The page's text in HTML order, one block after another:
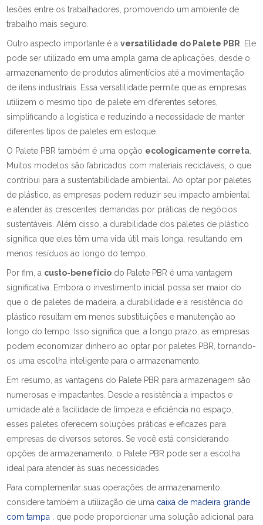
lesões entre os trabalhadores, promovendo um ambiente de
trabalho mais seguro.
Outro aspecto importante é aversatilidade do Palete PBR . Ele
pode ser utilizado em uma ampla gama de aplicações, desde o
armazenamento de produtos alimentícios até a movimentação
de itens industriais. Essa versatilidade permite que as empresas
utilizem o mesmo tipo de palete em diferentes setores,
simplificando a logística e reduzindo a necessidade de manter
diferentes tipos de paletes em estoque.
O Palete PBR também é uma opção ecologicamente correta
Muitos modelos são fabricados com materiais recicláveis, o que
contribui para a sustentabilidade ambiental. Ao optar por paletes
de plástico, as empresas podem reduzir seu impacto ambiental
e atender às crescentes demandas por práticas de negócios
sustentáveis. Além disso, a durabilidade dos paletes de plástico
significa que eles têm uma vida útil mais longa, resultando em
menos resíduos ao longo do tempo.
Por fim, a custo-benefício do Palete PBR é uma vantagem
significativa. Embora o investimento inicial possa ser maior do
que o de paletes de madeira, a durabilidade e a resistência do
plástico resultam em menos substituições e manutenção ao
longo do tempo. Isso significa que, a longo prazo, as empresas
podem economizar dinheiro ao optar por paletes PBR, tornando-
os uma escolha inteligente para o armazenamento.
Em resumo, as vantagens do Palete PBR para armazenagem são
numerosas e impactantes. Desde a resistência a impactos e
umidade até a facilidade de limpeza e eficiência no espaço,
esses paletes oferecem soluções práticas e eficazes para
empresas de diversos setores. Se você está considerando
opções de armazenamento, o Palete PBR pode ser a escolha
ideal para atender às suas necessidades.
Para complementar suas operações de armazenamento,
considere também a utilização de uma caixa de madeira grande
com tampa
, que pode proporcionar uma solução adicional para